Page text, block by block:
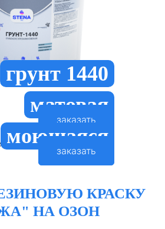
грунт 1440
матовая
заказать
моющаяся
заказать
КРАСКУ
НА ОЗОН